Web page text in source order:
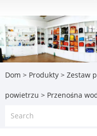
Dom > Produkty > Zestaw
powietrzu > Przenośna